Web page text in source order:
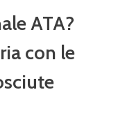
ATA?
con le